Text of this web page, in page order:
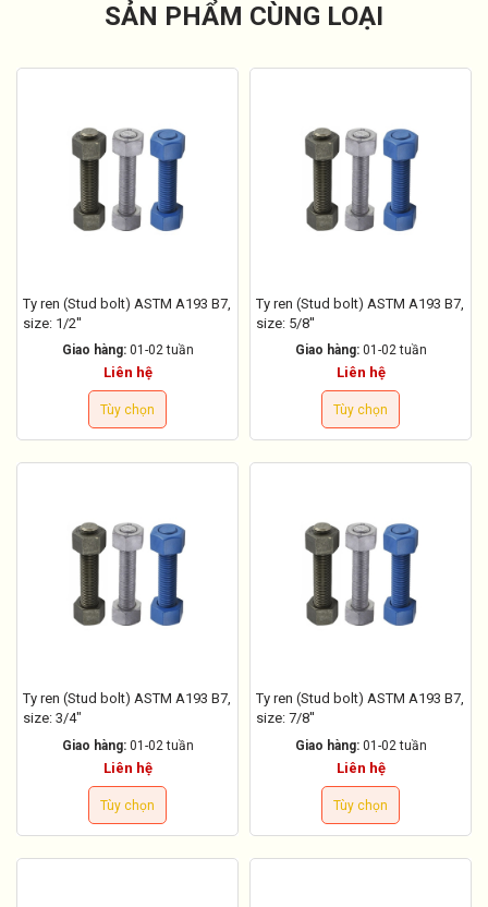
SẢN PHẨM CÙNG LOẠI
Ty ren (Stud bolt) ASTM A193 B7,
size: 1/2''
Giao hàng: 01-02 tuần
Liên hệ
Tùy chọn
Ty ren (Stud bolt) ASTM A193 B7,
size: 5/8''
Giao hàng: 01-02 tuần
Liên hệ
Tùy chọn
Ty ren (Stud bolt) ASTM A193 B7,
size: 3/4"
Giao hàng: 01-02 tuần
Liên hệ
Tùy chọn
Ty ren (Stud bolt) ASTM A193 B7,
size: 7/8''
Giao hàng: 01-02 tuần
Liên hệ
Tùy chọn